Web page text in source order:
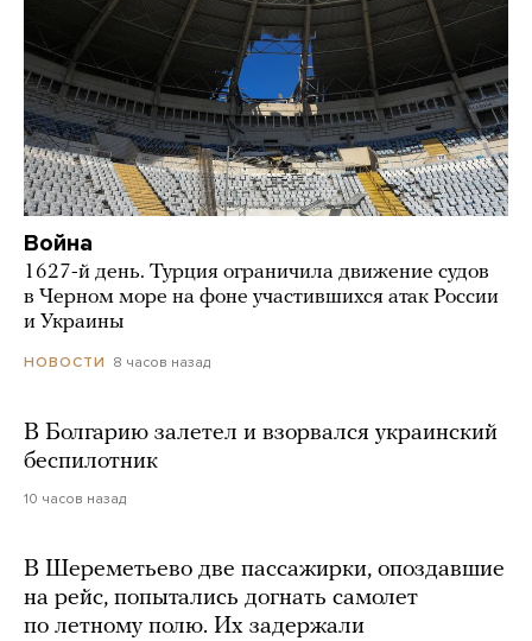
Война
1627-й день. Турция ограничила движение судов
в Черном море на фоне участившихся атак России
и Украины
НОВОСТИ 8 часов назад
В Болгарию залетел и взорвался украинский
беспилотник
10 часов назад
В Шереметьево две пассажирки, опоздавшие
на рейс, попытались догнать самолет
по летному полю. Их задержали